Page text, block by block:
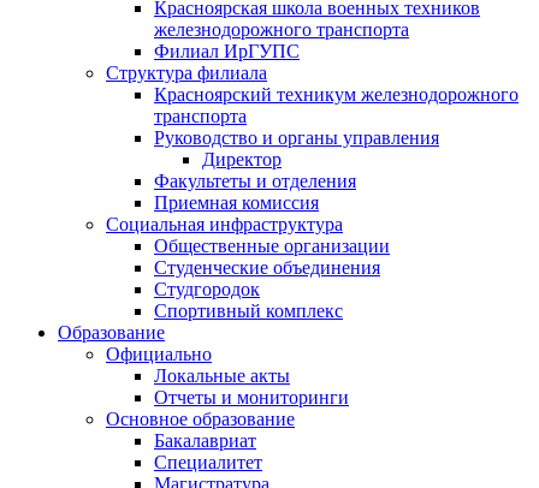
Красноярская школа военных техников
железнодорожного транспорта
Филиал ИрГУПС
Структура филиала
Красноярский техникум железнодорожного
транспорта
Руководство и органы управления
Директор
Факультеты и отделения
Приемная комиссия
Социальная инфраструктура
Общественные организации
Студенческие объединения
Студгородок
Спортивный комплекс
Образование
Официально
Локальные акты
Отчеты и мониторинги
Основное образование
Бакалавриат
Специалитет
Магистратура